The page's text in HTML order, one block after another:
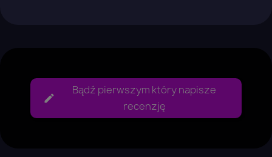
Bądź pierwszym który napisze
recenzję